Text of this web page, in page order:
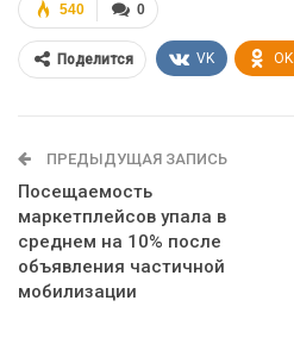
0
540
Поделится VK
ПРЕДЫДУЩАЯ ЗАПИСЬ
Посещаемость
маркетплейсов упала в
среднем на 10% после
объявления частичной
мобилизации